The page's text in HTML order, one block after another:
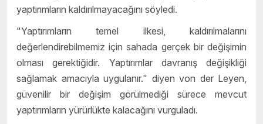
yaptırımların kaldırılmayacağını söyledi.
"Yaptırımların temel ilkesi, kaldırılmalarını
değerlendirebilmemiz için sahada gerçek bir değişimin
olması gerektiğidir. Yaptırımlar davranış değişikliği
sağlamak amacıyla uygulanır." diyen von der Leyen,
güvenilir bir değişim görülmediği sürece mevcut
yaptırımların yürürlükte kalacağını vurguladı.